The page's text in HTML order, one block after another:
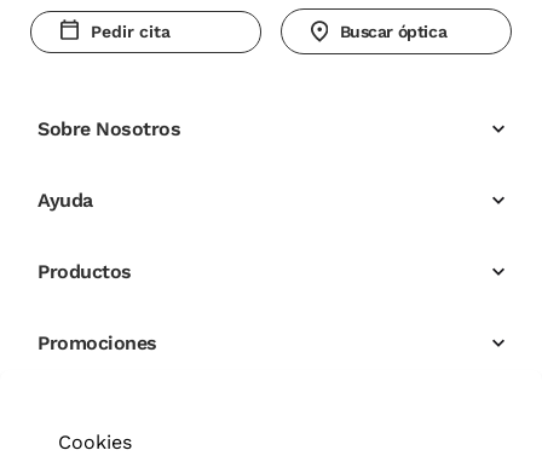
Pedir cita Buscar óptica
Sobre Nosotros
Ayuda
Productos
Promociones
Cookies